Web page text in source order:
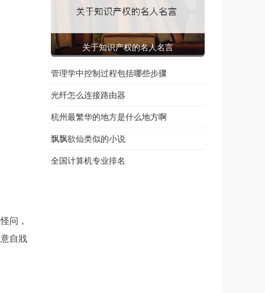
问，
自戕
关于知识产权的名人名言
管理学中控制过程包括哪些步骤
光纤怎么连接路由器
杭州最繁华的地方是什么地方啊
飘飘欲仙类似的小说
全国计算机专业排名